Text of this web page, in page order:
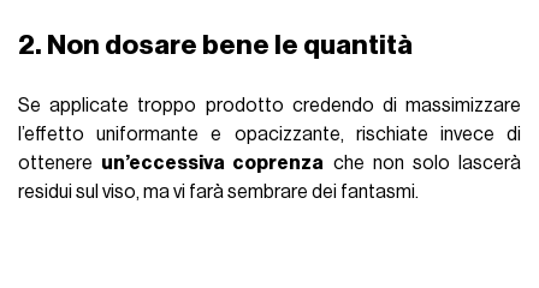
2. Non dosare bene le quantità
Se applicate troppo prodotto credendo di massimizzare
l’effetto uniformante e opacizzante, rischiate invece di
ottenere un’eccessiva coprenza che non solo lascerà
residui sul viso, ma vi farà sembrare dei fantasmi.